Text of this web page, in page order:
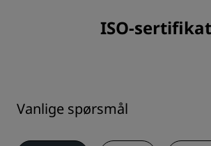
ISO-sertifikat
Vanlige spørsmål